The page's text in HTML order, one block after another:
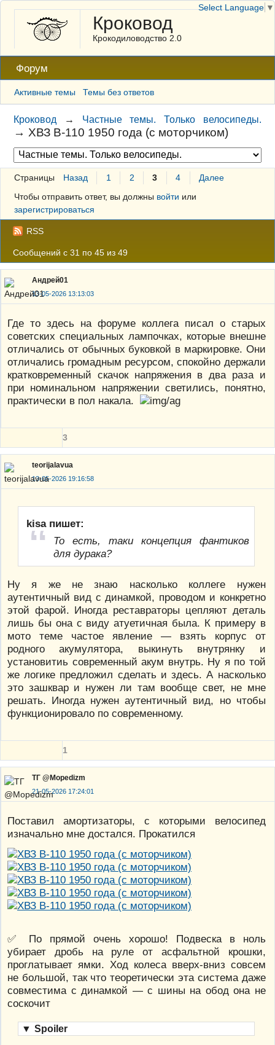
Кроковод
Крокодиловодство 2.0
Форум
Активные темы Темы без ответов
Кроковод → Частные темы. Только велосипеды.
→ ХВЗ В-110 1950 года (с моторчиком)
Страницы Назад 1 2 3 4
Далее
Чтобы отправить ответ, вы должны войти или
зарегистрироваться
RSS
Сообщений с 31 по 45 из 49
Андрей01
13-05-2026 13:13:03
Где то здесь на форуме коллега писал о старых
советских специальных лампочках, которые внешне
отличались от обычных буковкой в маркировке. Они
отличались громадным ресурсом, спокойно держали
кратковременный скачок напряжения в два раза и
при номинальном напряжении светились, понятно,
практически в пол накала.
3
teorijalavua
13-05-2026 19:16:58
kisa пишет:
То есть, таки концепция фантиков
для дурака?
Ну я же не знаю насколько коллеге нужен
аутентичный вид с динамкой, проводом и конкретно
этой фарой. Иногда реставраторы цепляют деталь
лишь бы она с виду атуетичная была. К примеру в
мото теме частое явление — взять корпус от
родного акумулятора, выкинуть внутрянку и
установитиь современный акум внутрь. Ну я по той
же логике предложил сделать и здесь. А насколько
это зашквар и нужен ли там вообще свет, не мне
решать. Иногда нужен аутентичный вид, но чтобы
функционировало по современному.
1
ТГ @Mopedizm
21-05-2026 17:24:01
Поставил амортизаторы, с которыми велосипед
изначально мне достался. Прокатился
✅ По прямой очень хорошо! Подвеска в ноль
убирает дробь на руле от асфальтной крошки,
проглатывает ямки. Ход колеса вверх-вниз совсем
не большой, так что теоретически эта система даже
совместима с динамкой — с шины на обод она не
соскочит
▼ Spoiler
Select Language ▼